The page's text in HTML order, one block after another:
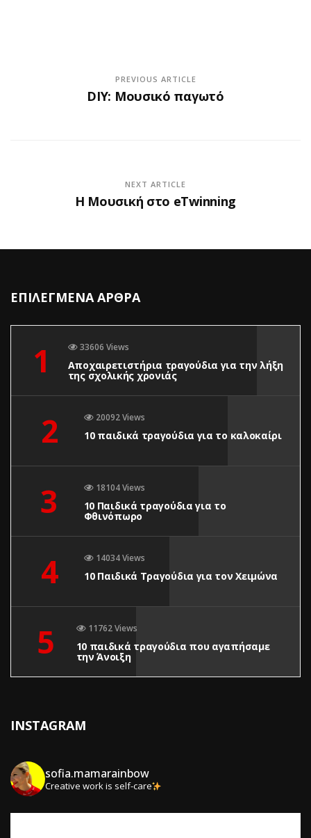
PREVIOUS ARTICLE
DIY: Μουσικό παγωτό
NEXT ARTICLE
Η Μουσική στο eTwinning
ΕΠΙΛΕΓΜΕΝΑ ΑΡΘΡΑ
1 33606 Views
Αποχαιρετιστήρια τραγούδια για την λήξη
της σχολικής χρονιάς
2 20092 Views
10 παιδικά τραγούδια για το καλοκαίρι
3 18104 Views
10 Παιδικά τραγούδια για το
Φθινόπωρο
4 14034 Views
10 Παιδικά Τραγούδια για τον Χειμώνα
5 11762 Views
10 παιδικά τραγούδια που αγαπήσαμε
την Άνοιξη
INSTAGRAM
sofia.mamarainbow
Creative work is self-care